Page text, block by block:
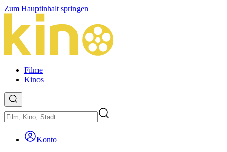
Zum Hauptinhalt springen
Filme
Kinos
Konto